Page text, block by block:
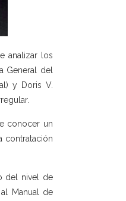
analizar los
General del
y Doris V.
conocer un
contratación
del nivel de
Manual de